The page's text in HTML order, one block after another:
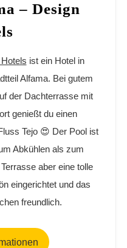
– Design
ist ein Hotel in
Alfama. Bei gutem
der Dachterrasse mit
genießt du einen
Tejo 😍 Der Pool ist
Abkühlen als zum
aber eine tolle
eingerichtet und das
freundlich.